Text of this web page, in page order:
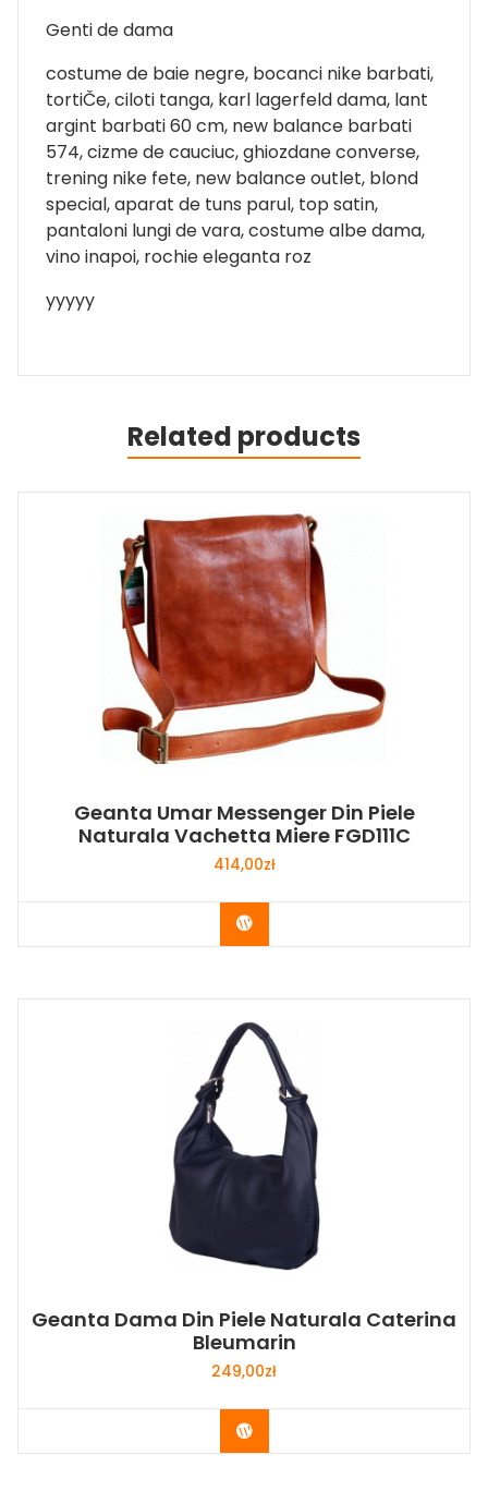
Genti de dama
costume de baie negre, bocanci nike barbati,
tortiČe, ciloti tanga, karl lagerfeld dama, lant
argint barbati 60 cm, new balance barbati
574, cizme de cauciuc, ghiozdane converse,
trening nike fete, new balance outlet, blond
special, aparat de tuns parul, top satin,
pantaloni lungi de vara, costume albe dama,
vino inapoi, rochie eleganta roz
yyyyy
Related products
Geanta Umar Messenger Din Piele
Naturala Vachetta Miere FGD111C
414,00zł
Buy Now
Geanta Dama Din Piele Naturala Caterina
Bleumarin
249,00zł
Buy Now